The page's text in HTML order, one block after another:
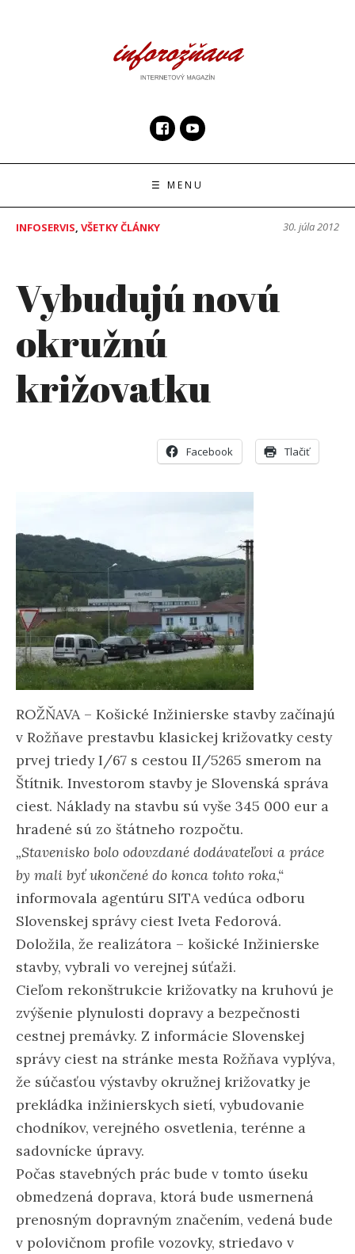
☰ MENU
INFOSERVIS, VŠETKY ČLÁNKY 30. júla 2012
Vybudujú novú
okružnú
križovatku
Facebook Tlačiť
ROŽŇAVA – Košické Inžinierske stavby začínajú
v Rožňave prestavbu klasickej križovatky cesty
prvej triedy I/67 s cestou II/5265 smerom na
Štítnik. Investorom stavby je Slovenská správa
ciest. Náklady na stavbu sú vyše 345 000 eur a
hradené sú zo štátneho rozpočtu.
„Stavenisko bolo odovzdané dodávateľovi a práce
by mali byť ukončené do konca tohto roka,“
informovala agentúru SITA vedúca odboru
Slovenskej správy ciest Iveta Fedorová.
Doložila, že realizátora – košické Inžinierske
stavby, vybrali vo verejnej súťaži.
Cieľom rekonštrukcie križovatky na kruhovú je
zvýšenie plynulosti dopravy a bezpečnosti
cestnej premávky. Z informácie Slovenskej
správy ciest na stránke mesta Rožňava vyplýva,
že súčasťou výstavby okružnej križovatky je
prekládka inžinierskych sietí, vybudovanie
chodníkov, verejného osvetlenia, terénne a
sadovnícke úpravy.
Počas stavebných prác bude v tomto úseku
obmedzená doprava, ktorá bude usmernená
prenosným dopravným značením, vedená bude
v polovičnom profile vozovky, striedavo v